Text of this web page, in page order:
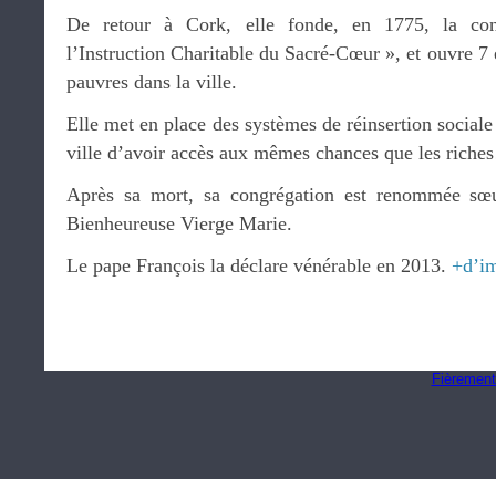
De retour à Cork, elle fonde, en 1775, la
l’Instruction Charitable du Sacré-Cœur », et ouvre 7
pauvres dans la ville.
Elle met en place des systèmes de réinsertion
ville d’avoir accès aux mêmes chances que les
Après sa mort, sa congrégation est renommée
Bienheureuse Vierge Marie.
Le pape François la déclare vénérable en 2013.